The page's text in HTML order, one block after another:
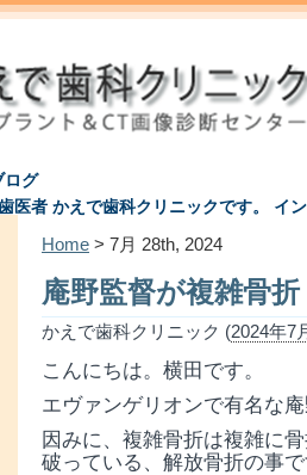
ログ
医者 かえで歯科クリニックです。 イ
Home > 7月 28th, 2024
庵野監督が複雑骨折
かえで歯科クリニック (2024年7
こんにちは。横田です。
エヴァンゲリオンで有名な
因みに、複雑骨折は複雑に
破っている、解放骨折の事